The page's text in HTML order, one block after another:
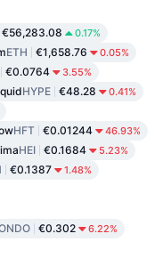
€56,283.08 0.17%
ETH €1,658.76 0.05%
€0.0764 3.55%
HYPE €48.28 0.41%
HFT €0.01244 46.93%
HEI €0.1684 5.23%
€0.1387 1.48%
€0.302 6.22%